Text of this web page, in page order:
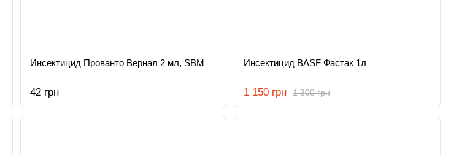
Инсектицид Прованто Вернал 2 мл, SBM
42 грн
Инсектицид BASF Фастак 1л
1 300 грн
1 150 грн